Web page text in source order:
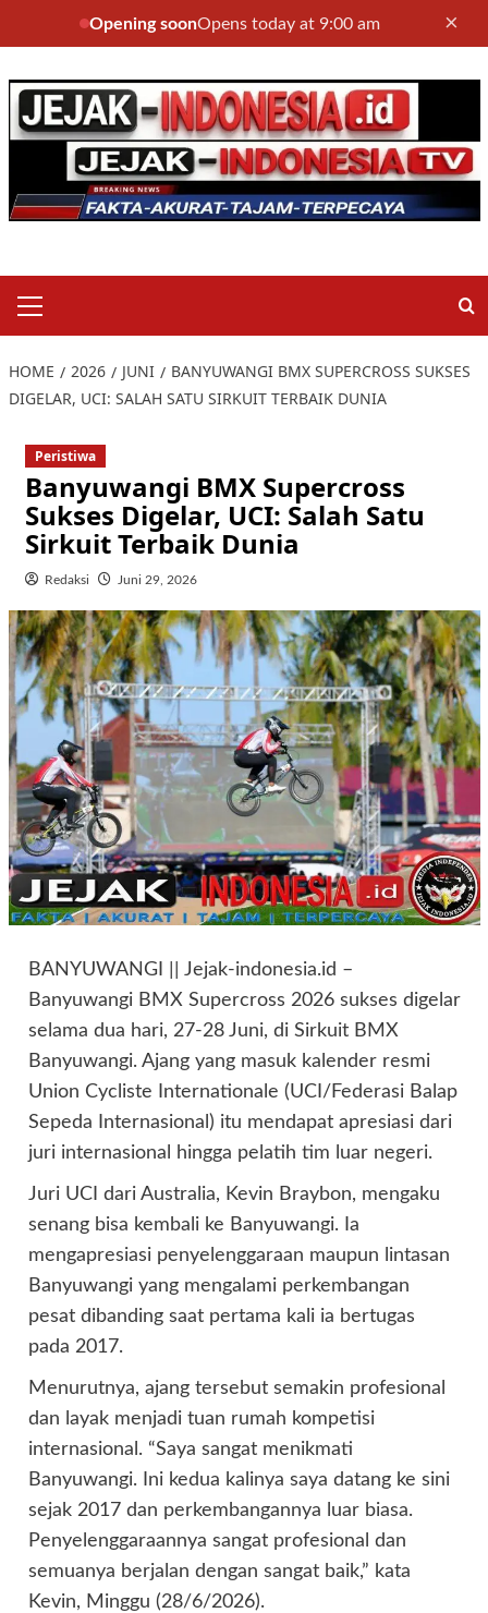
Opening soonOpens today at 9:00 am ×
to
content
Menu
HOME 2026 JUNI
BANYUWANGI BMX SUPERCROSS SUKSES
DIGELAR, UCI: SALAH SATU SIRKUIT TERBAIK DUNIA
Peristiwa
Banyuwangi BMX Supercross
Sukses Digelar, UCI: Salah Satu
Sirkuit Terbaik Dunia
Redaksi Juni 29, 2026
BANYUWANGI || Jejak-indonesia.id –
Banyuwangi BMX Supercross 2026 sukses digelar
selama dua hari, 27-28 Juni, di Sirkuit BMX
Banyuwangi. Ajang yang masuk kalender resmi
Union Cycliste Internationale (UCI/Federasi Balap
Sepeda Internasional) itu mendapat apresiasi dari
juri internasional hingga pelatih tim luar negeri.
Juri UCI dari Australia, Kevin Braybon, mengaku
senang bisa kembali ke Banyuwangi. Ia
mengapresiasi penyelenggaraan maupun lintasan
Banyuwangi yang mengalami perkembangan
pesat dibanding saat pertama kali ia bertugas
pada 2017.
Menurutnya, ajang tersebut semakin profesional
dan layak menjadi tuan rumah kompetisi
internasional. “Saya sangat menikmati
Banyuwangi. Ini kedua kalinya saya datang ke sini
sejak 2017 dan perkembangannya luar biasa.
Penyelenggaraannya sangat profesional dan
semuanya berjalan dengan sangat baik,” kata
Kevin, Minggu (28/6/2026).